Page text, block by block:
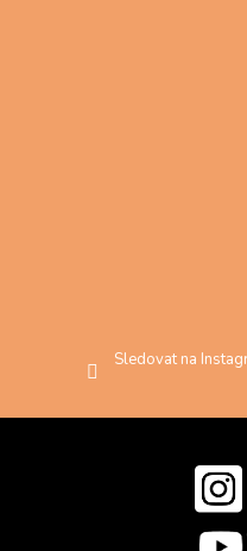
Sledovat na